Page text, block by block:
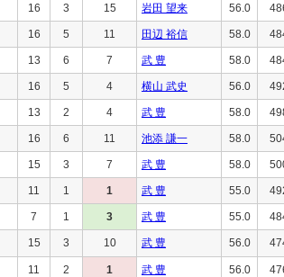
16 3 15 岩田 望来 56.0
16 5 11 田辺 裕信 58.0
13 6 7 武 豊 58.0
16 5 4 横山 武史 56.0
13 2 4 武 豊 58.0
16 6 11 池添 謙一 58.0
15 3 7 武 豊 58.0
11 1 1 武 豊 55.0
7 1 3 武 豊 55.0
15 3 10 武 豊 56.0
11 2 1 武 豊 56.0